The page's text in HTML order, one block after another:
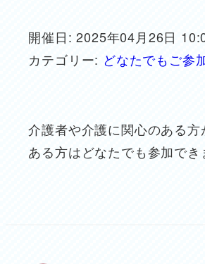
開催日: 2025年04月26日
カテゴリー: どなたでもご参
介護者や介護に関心のある
ある方はどなたでも参加でき